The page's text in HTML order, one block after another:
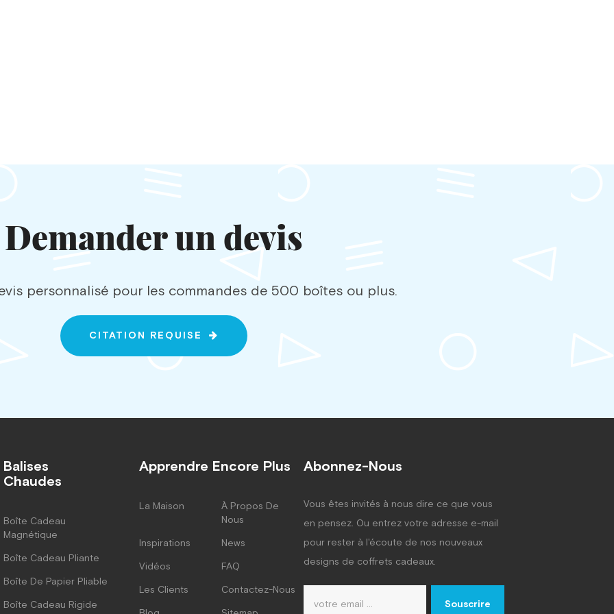
Demander un devis
personnalisé pour les commandes de 500 boîtes ou plus.
CITATION REQUISE
Balises
Chaudes
Boîte Cadeau
Magnétique
Boîte Cadeau Pliante
Boîte De Papier Pliable
Boîte Cadeau Rigide
Apprendre Encore Plus
La Maison
À Propos De
Nous
Inspirations
News
Vidéos
FAQ
Les Clients
Contactez-Nous
Abonnez-Nous
Vous êtes invités à nous dire ce que vous
en pensez. Ou entrez votre adresse e-mail
pour rester à l'écoute de nos nouveaux
designs de coffrets cadeaux.
Souscrire